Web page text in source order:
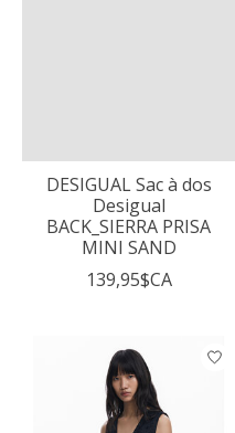
DESIGUAL Sac à dos
Desigual
BACK_SIERRA PRISA
MINI SAND
139,95$CA